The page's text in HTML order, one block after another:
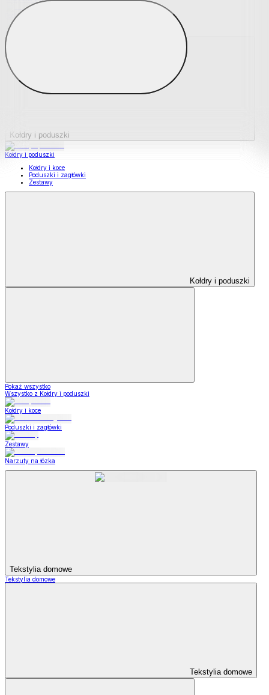
Podkładki na materace
Materace nawierzchniowe
Kołdry i poduszki
Kołdry i poduszki
Kołdry i koce
Poduszki i zagłówki
Zestawy
Kołdry i poduszki
Pokaż wszystko
Wszystko z Kołdry i poduszki
Kołdry i koce
Poduszki i zagłówki
Zestawy
Narzuty na łózka
Tekstylia domowe
Tekstylia domowe
Tekstylia domowe